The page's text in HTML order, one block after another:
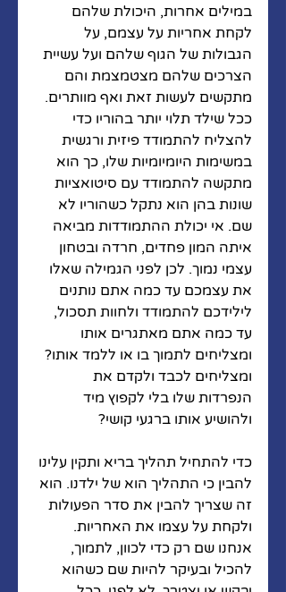
במילים אחרות, היכולת שלהם
לקחת אחריות על עצמם, על
הגבולות של הגוף שלהם ועל עשיית
הצרכים שלהם מצטמצמת והם
מתקשים לעשות זאת ואף מוותרים.
ככל שילד תלוי יותר בהוריו כדי
להצליח להתמודד פיזית ורגשית
במשימות היומיומיות שלו, כך הוא
מתקשה להתמודד עם סיטואציות
שונות בהן הוא נתקל כשהוריו לא
שם. אי יכולת ההתמודדות מביאה
איתה המון פחדים, חרדה ובטחון
עצמי נמוך. לכן לפני הגמילה שאלו
את עצמכם עד כמה אתם נותנים
לילידכם להתמודד ולחוות תסכול,
עד כמה אתם מאתגרים אותו
ומצליחים לתמוך בו או ללמד אותו?
ומצליחים לכבד ולקדם את
הנפרדות שלו בלי לקפוץ מיד
ולהושיע אותו ברגעי קושי?
כדי להתחיל תהליך בריא ותקין עלינו
להבין כי התהליך הוא של ילדנו. הוא
זה שצריך להבין את סדר הפעולות
ולקחת על עצמו את האחריות.
אנחנו שם רק כדי לכוון, לתמוך,
להכיל ובעיקר להיות שם כשהוא